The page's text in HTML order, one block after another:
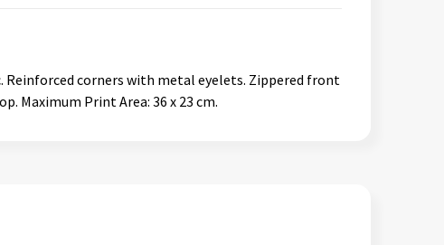
corners with metal eyelets. Zippered front
Maximum Print Area: 36 x 23 cm.